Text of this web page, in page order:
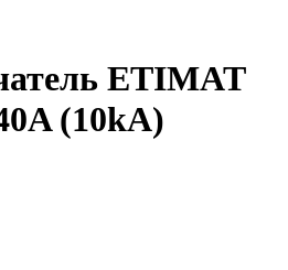
ETIMAT
(10kA)